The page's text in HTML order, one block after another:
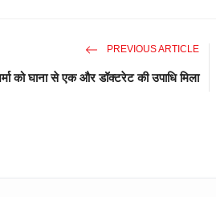
PREVIOUS ARTICLE
को घाना से एक और डॉक्टरेट की उपाधि मिला